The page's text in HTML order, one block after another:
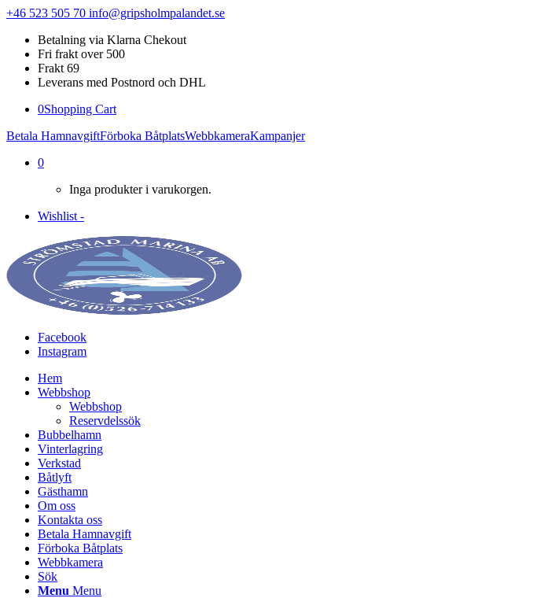
+46 523 505 70 info@gripsholmpalandet.se
Betalning via Klarna Chekout
Fri frakt over 500
Frakt 69
Leverans med Postnord och DHL
0Shopping Cart
Betala HamnavgiftFörboka BåtplatsWebbkameraKampanjer
0
Inga produkter i varukorgen.
Wishlist -
Facebook
Instagram
Hem
Webbshop
Webbshop
Reservdelssök
Bubbelhamn
Vinterlagring
Verkstad
Båtlyft
Gästhamn
Om oss
Kontakta oss
Betala Hamnavgift
Förboka Båtplats
Webbkamera
Sök
Menu Menu